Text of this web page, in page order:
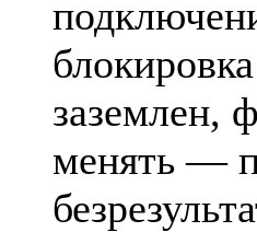
заземлен,
менять —